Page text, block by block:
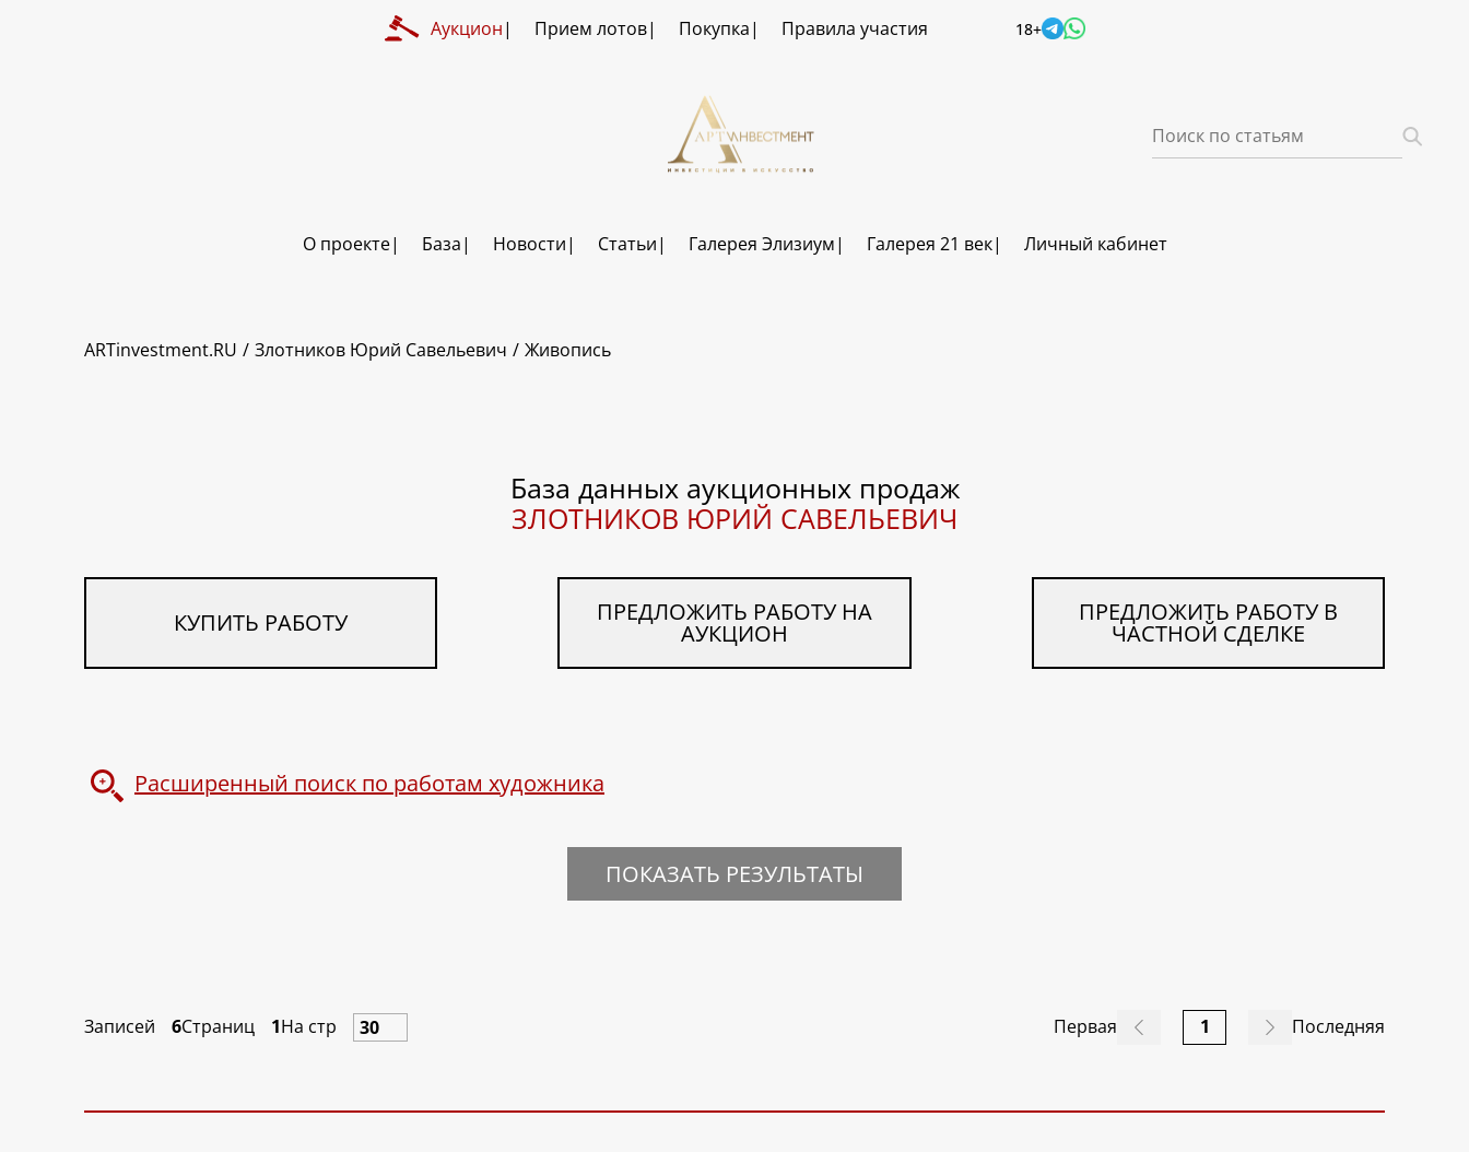
Аукцион Прием лотов Покупка Правила участия 18+
О проекте База Новости Статьи Галерея Элизиум Галерея 21 век Личный кабинет
ARTinvestment.RU Злотников Юрий Савельевич Живопись
База данных аукционных продаж
ЗЛОТНИКОВ ЮРИЙ САВЕЛЬЕВИЧ
КУПИТЬ РАБОТУ ПРЕДЛОЖИТЬ РАБОТУ НА
АУКЦИОН
ПРЕДЛОЖИТЬ РАБОТУ В
ЧАСТНОЙ СДЕЛКЕ
Расширенный поиск по работам художника
ПОКАЗАТЬ РЕЗУЛЬТАТЫ
Записей 6Страниц 1На стр Первая 1 Последняя